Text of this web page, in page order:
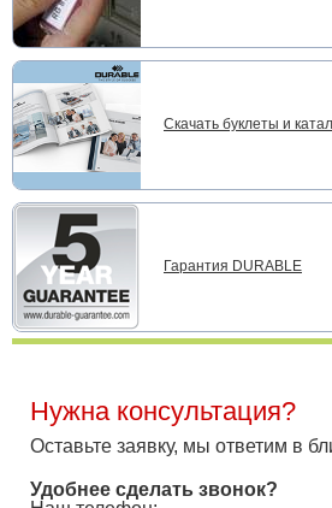
Скачать буклеты и
Гарантия DURABLE
Нужна консультация?
Оставьте заявку, мы ответим в
Удобнее сделать звонок?